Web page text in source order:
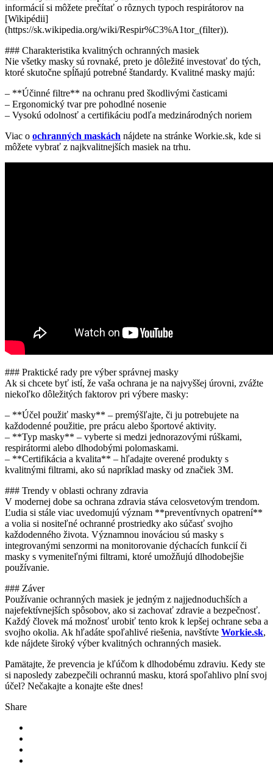
informácií si môžete prečítať o rôznych typoch respirátorov na
[Wikipédii]
(https://sk.wikipedia.org/wiki/Respir%C3%A1tor_(filter)).
### Charakteristika kvalitných ochranných masiek
Nie všetky masky sú rovnaké, preto je dôležité investovať do tých,
ktoré skutočne spĺňajú potrebné štandardy. Kvalitné masky majú:
– **Účinné filtre** na ochranu pred škodlivými časticami
– Ergonomický tvar pre pohodlné nosenie
– Vysokú odolnosť a certifikáciu podľa medzinárodných noriem
Viac o ochranných maskách nájdete na stránke Workie.sk, kde si
môžete vybrať z najkvalitnejších masiek na trhu.
### Praktické rady pre výber správnej masky
Ak si chcete byť istí, že vaša ochrana je na najvyššej úrovni, zvážte
niekoľko dôležitých faktorov pri výbere masky:
– **Účel použiť masky** – premýšľajte, či ju potrebujete na
každodenné použitie, pre prácu alebo športové aktivity.
– **Typ masky** – vyberte si medzi jednorazovými rúškami,
respirátormi alebo dlhodobými polomaskami.
– **Certifikácia a kvalita** – hľadajte overené produkty s
kvalitnými filtrami, ako sú napríklad masky od značiek 3M.
### Trendy v oblasti ochrany zdravia
V modernej dobe sa ochrana zdravia stáva celosvetovým trendom.
Ľudia si stále viac uvedomujú význam **preventívnych opatrení**
a volia si nositeľné ochranné prostriedky ako súčasť svojho
každodenného života. Významnou inováciou sú masky s
integrovanými senzormi na monitorovanie dýchacích funkcií či
masky s vymeniteľnými filtrami, ktoré umožňujú dlhodobejšie
používanie.
### Záver
Používanie ochranných masiek je jedným z najjednoduchších a
najefektívnejších spôsobov, ako si zachovať zdravie a bezpečnosť.
Každý človek má možnosť urobiť tento krok k lepšej ochrane seba a
svojho okolia. Ak hľadáte spoľahlivé riešenia, navštívte Workie.sk,
kde nájdete široký výber kvalitných ochranných masiek.
Pamätajte, že prevencia je kľúčom k dlhodobému zdraviu. Kedy ste
si naposledy zabezpečili ochrannú masku, ktorá spoľahlivo plní svoj
účel? Nečakajte a konajte ešte dnes!
Share